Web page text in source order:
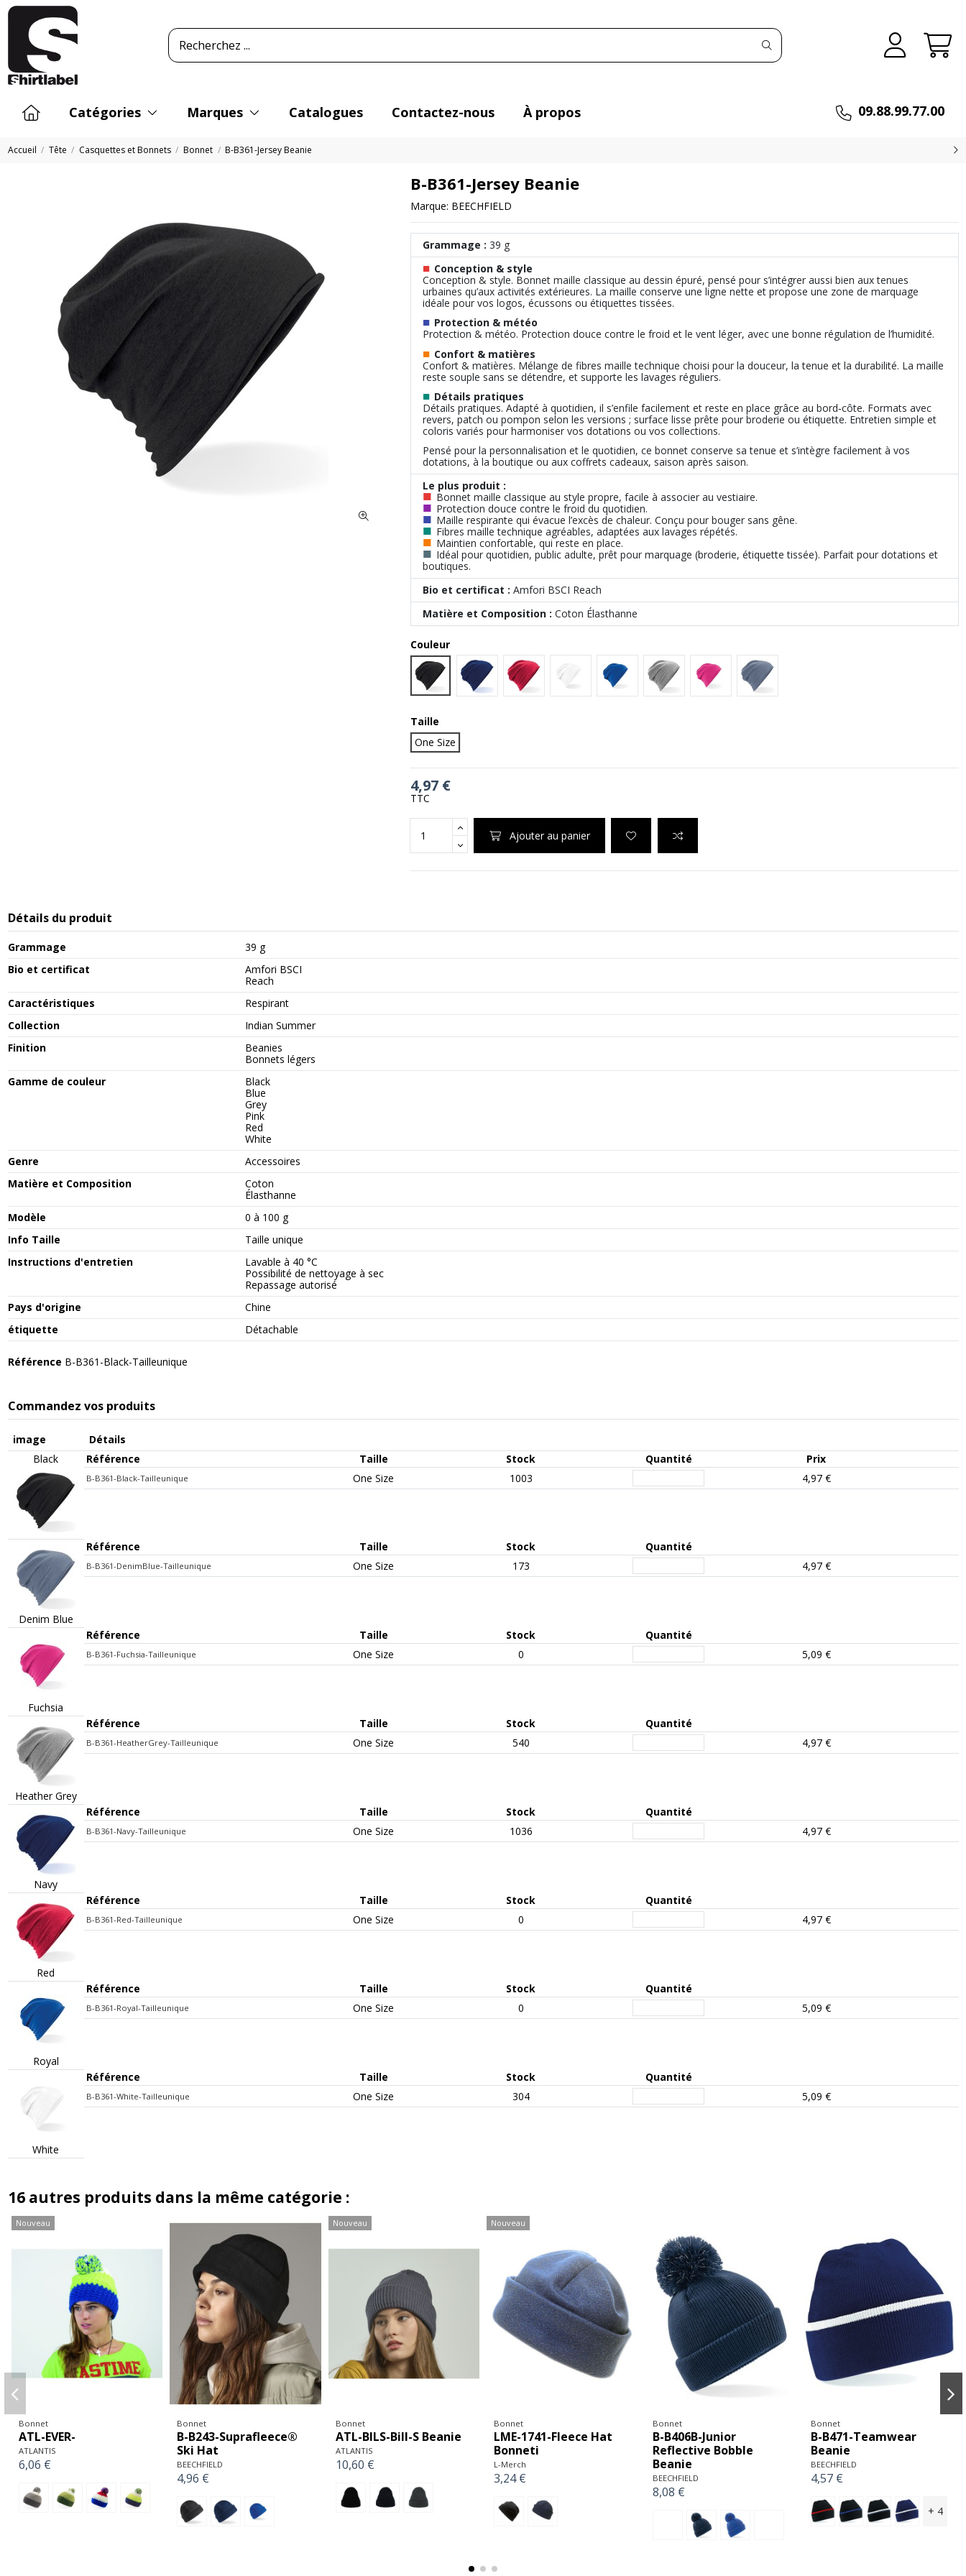
Catégories Marques Catalogues Contactez-nous À propos 09.88.99.77.00
Accueil Tête Casquettes et Bonnets Bonnet B-B361-Jersey Beanie
B-B361-Jersey Beanie
Marque: BEECHFIELD
Grammage : 39 g
■ Conception & style
Conception & style. Bonnet maille classique au dessin épuré, pensé pour s’intégrer aussi bien aux tenues
urbaines qu’aux activités extérieures. La maille conserve une ligne nette et propose une zone de marquage
idéale pour vos logos, écussons ou étiquettes tissées.
■ Protection & météo
Protection & météo. Protection douce contre le froid et le vent léger, avec une bonne régulation de l’humidité.
■ Confort & matières
Confort & matières. Mélange de fibres maille technique choisi pour la douceur, la tenue et la durabilité. La maille
reste souple sans se détendre, et supporte les lavages réguliers.
■ Détails pratiques
Détails pratiques. Adapté à quotidien, il s’enfile facilement et reste en place grâce au bord‑côte. Formats avec
revers, patch ou pompon selon les versions ; surface lisse prête pour broderie ou étiquette. Entretien simple et
coloris variés pour harmoniser vos dotations ou vos collections.
Pensé pour la personnalisation et le quotidien, ce bonnet conserve sa tenue et s’intègre facilement à vos
dotations, à la boutique ou aux coffrets cadeaux, saison après saison.
Le plus produit :
■ Bonnet maille classique au style propre, facile à associer au vestiaire.
■ Protection douce contre le froid du quotidien.
■ Maille respirante qui évacue l’excès de chaleur. Conçu pour bouger sans gêne.
■ Fibres maille technique agréables, adaptées aux lavages répétés.
■ Maintien confortable, qui reste en place.
■ Idéal pour quotidien, public adulte, prêt pour marquage (broderie, étiquette tissée). Parfait pour dotations et
boutiques.
Bio et certificat : Amfori BSCI Reach
Matière et Composition : Coton Élasthanne
Couleur
Black
Navy Red White Royal Heather GreyFuchsia Denim Blue
Taille
One Size
4,97 €
TTC
Ajouter au panier
Détails du produit
Grammage
39 g
Bio et certificat
Amfori BSCI
Reach
Caractéristiques
Respirant
Collection
Indian Summer
Finition
Beanies
Bonnets légers
Gamme de couleur
Black
Blue
Grey
Pink
Red
White
Genre
Accessoires
Matière et Composition
Coton
Élasthanne
Modèle
0 à 100 g
Info Taille
Taille unique
Instructions d'entretien
Lavable à 40 °C
Possibilité de nettoyage à sec
Repassage autorisé
Pays d'origine
Chine
étiquette
Détachable
Référence B-B361-Black-Tailleunique
Commandez vos produits
image
Détails
Black
Référence Taille Stock Quantité Prix
B-B361-Black-Tailleunique One Size 1003 4,97 €
Denim Blue
Référence Taille Stock Quantité
B-B361-DenimBlue-Tailleunique One Size 173 4,97 €
Fuchsia
Référence Taille Stock Quantité
B-B361-Fuchsia-Tailleunique One Size 0 5,09 €
Heather Grey
Référence Taille Stock Quantité
B-B361-HeatherGrey-Tailleunique One Size 540 4,97 €
Navy
Référence Taille Stock Quantité
B-B361-Navy-Tailleunique One Size 1036 4,97 €
Red
Référence Taille Stock Quantité
B-B361-Red-Tailleunique One Size 0 4,97 €
Royal
Référence Taille Stock Quantité
B-B361-Royal-Tailleunique One Size 0 5,09 €
White
Référence Taille Stock Quantité
B-B361-White-Tailleunique One Size 304 5,09 €
16 autres produits dans la même catégorie :
Bonnet
B-B458-Blizzard Bobble
Beanie
BEECHFIELD
Bonnet
R-RC044X-Soft Feel
Cuffless Beanie
Result
3,25 €
Nouveau
Bonnet
CGW-00185-01-Chefs
Hat Prato Classic
CG Workwear
Nouveau
Bonnet
ATL-PIES-Pier-S Beanie
ATLANTIS
10,13 €
Bonnet
R-RC28X-Bonnet
Pompon
Result
4,72 €
Bonnet
B-B446-Circular Patch
Beanie
BEECHFIELD
5,34 €